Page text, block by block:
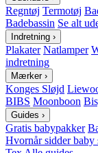
Regntøj Termotøj
Badebassin Se alt
Indretning ›
Plakater Natlamper
indretning
Mærker ›
Konges Sløjd
BIBS Moonboon
Guides ›
Gratis babypakker
Hvornår sidder baby